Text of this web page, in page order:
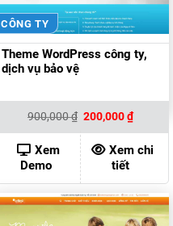
CÔNG TY
Theme WordPress công ty,
dịch vụ bảo vệ
900,000₫ Giá
gốc
là:
900,000 ₫.
200,000₫Giá
hiện
tại
là:
Xem
Demo
Xem chi
tiết